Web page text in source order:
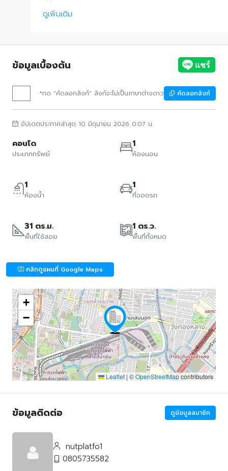
ดูเพิ่มเติม
ข้อมูลเบื้องต้น
*กด "คัดลอกลิงก์" ลิงก์จะไม่เป็นภาษาต่างดาว คัดลอกลิงก์
อัปเดตประกาศล่าสุด 10 มิถุนายน 2026 0:07 น.
คอนโด
ประเภททรัพย์
1
ห้องนอน
1
ห้องน้ำ
1
ที่จอดรถ
31 ตร.ม.
พื้นที่ใช้สอย
1 ตร.ว.
พื้นที่ทั้งหมด
คลิกดูแผนที่ Google Maps
+
−
Leaflet | ©OpenStreetMapcontributors
ข้อมูลติดต่อ ดูข้อมูลสมาชิก
nutplatfo1
0805735582